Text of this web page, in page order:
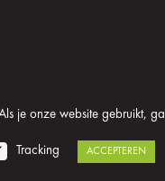
je onze website gebruikt,
Tracking ACCEPTEREN
voorwaarden